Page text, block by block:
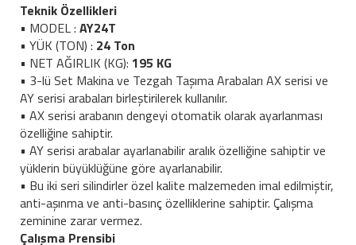
Teknik Özellikleri
• MODEL : AY24T
• YÜK (TON) : 24 Ton
• NET AĞIRLIK (KG): 195 KG
• 3-lü Set Makina ve Tezgah Taşıma Arabaları AX serisi ve
AY serisi arabaları birleştirilerek kullanılır.
• AX serisi arabanın dengeyi otomatik olarak ayarlanması
özelliğine sahiptir.
• AY serisi arabalar ayarlanabilir aralık özelliğine sahiptir ve
yüklerin büyüklüğüne göre ayarlanabilir.
• Bu iki seri silindirler özel kalite malzemeden imal edilmiştir,
anti-aşınma ve anti-basınç özelliklerine sahiptir. Çalışma
zeminine zarar vermez.
Çalışma Prensibi